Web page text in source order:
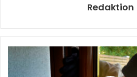
Redaktion